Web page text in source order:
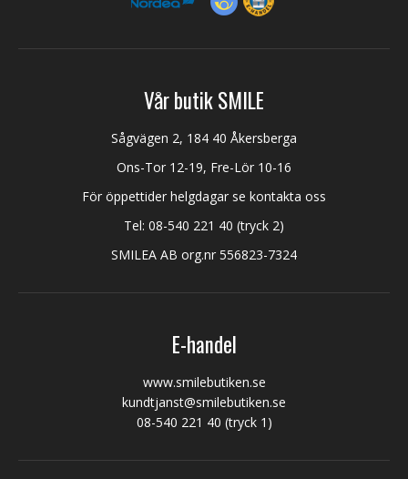
Vår butik SMILE
Sågvägen 2, 184 40 Åkersberga
Ons-Tor 12-19, Fre-Lör 10-16
För öppettider helgdagar se kontakta oss
Tel: 08-540 221 40 (tryck 2)
SMILEA AB org.nr 556823-7324
E-handel
www.smilebutiken.se
kundtjanst@smilebutiken.se
08-540 221 40 (tryck 1)